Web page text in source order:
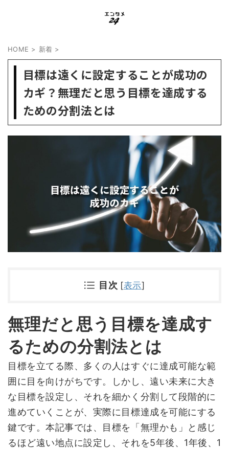
HOME > 新着 >
目標は遠くに設定することが成功の
カギ？無理だと思う目標を達成する
ための分割法とは
目次 [表示]
無理だと思う目標を達成す
るための分割法とは
目標を立てる際、多くの人はすぐに達成可能な範
囲に目を向けがちです。しかし、遠い未来に大き
な目標を設定し、それを細かく分割して段階的に
進めていくことが、実際に目標達成を可能にする
鍵です。本記事では、目標を「無理かも」と感じ
るほど遠い地点に設定し、それを5年後、1年後、1